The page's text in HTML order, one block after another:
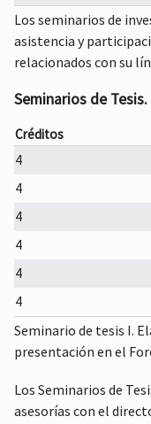
DCFA
31704
Introducción
DCFA
31712
31713
Laboratorio
Laboratorio
31716
Laboratorio
DCFA
DCFA
Óptica no
Los seminarios de
asistencia y
relacionados con su
Seminarios de Tesis.
Créditos
4
4
4
4
4
4
Seminario de tesis I.
presentación en el
Los Seminarios de
asesorías con el